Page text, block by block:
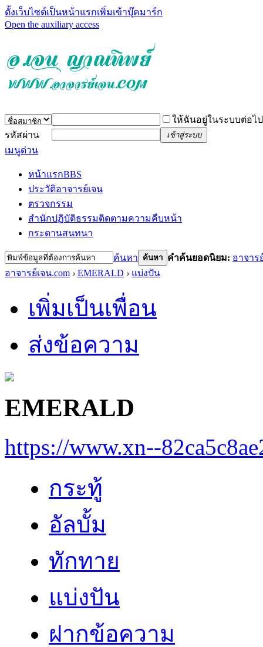
ตั้งเว็บไซต์เป็นหน้าแรกเพิ่มเข้าบุ๊คมาร์ก
Open the auxiliary access
ให้ฉันอยู่ในระบบต่อไป
รหัสผ่าน
เข้าสู่ระบบ
เมนูด่วน
หน้าแรกBBS
ประวัติอาจารย์เจน
ตรวจกรรม
สำนักปฏิบัติธรรมติดตามความคืบหน้า
กระดานสนทนา
ค้นหา ค้นหา คำค้นยอดนิยม: อาจาร
อาจารย์เจน.com › EMERALD › แบ่งปัน
เพิ่มเป็นเพื่อน
ส่งข้อความ
EMERALD
https://www.xn--
กระทู้
อัลบั้ม
ทักทาย
แบ่งปัน
ฝากข้อความ